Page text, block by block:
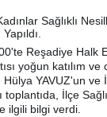
Sağlıklı
Reşadiye Halk
yoğun katılım
Hülya YAVUZ'un ve
toplantıda, İlçe
ilgili bilgi verdi.